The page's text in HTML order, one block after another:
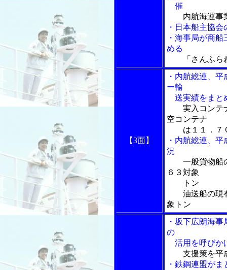
催
内航海運事
・日本船主協
・海事局が商
める
「さんふら
【3面】
・内航総連、
ー輸
送実績をまと
実入コンテ
空コンテナ
は１１．７０
・内航総連、
況
一般貨物船
６３対象
トン
油送船の現有
象トン
・坂下広朗海
の
活用を呼びか
支援策を平
・鉄鋼連盟が